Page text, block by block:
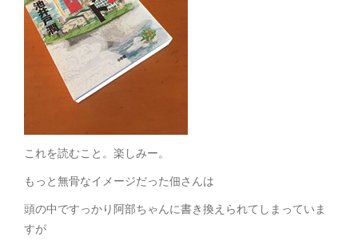
これを読むこと。楽しみー。
もっと無骨なイメージだった佃さんは
頭の中ですっかり阿部ちゃんに書き換えられてしまっていま
すが